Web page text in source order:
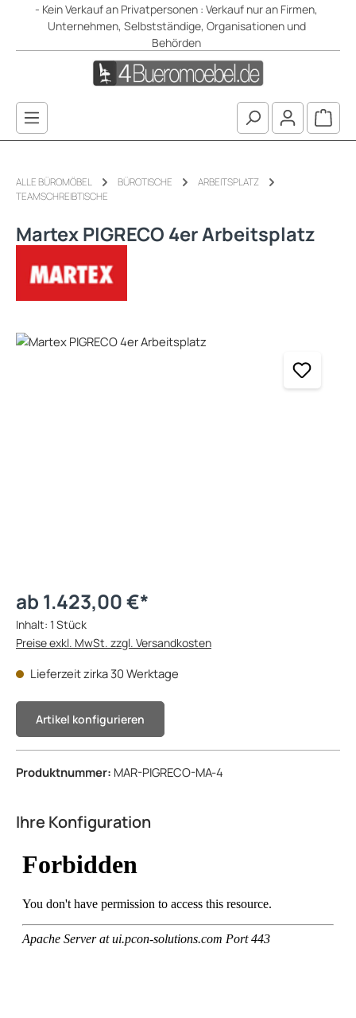
Zum Hauptinhalt springen
- Kein Verkauf an Privatpersonen : Verkauf nur an Firmen,
Unternehmen, Selbstständige, Organisationen und
Behörden
ALLE BÜROMÖBEL BÜROTISCHE
ARBEITSPLATZ
TEAMSCHREIBTISCHE
Martex PIGRECO 4er Arbeitsplatz
Bildergalerie überspringen
ab 1.423,00 €*
Inhalt: 1 Stück
Preise exkl. MwSt. zzgl. Versandkosten
Lieferzeit zirka 30 Werktage
Artikel konfigurieren
Produktnummer: MAR-PIGRECO-MA-4
Ihre Konfiguration